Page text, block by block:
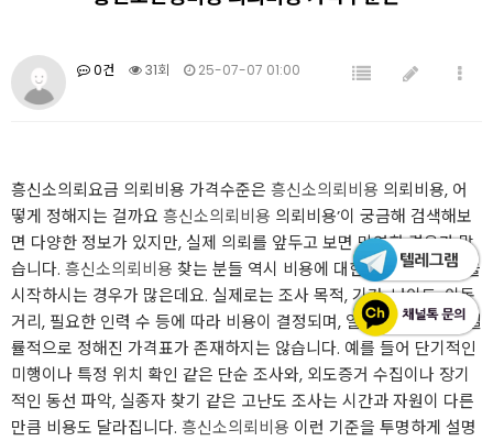
0건 31회 25-07-07 01:00
흥신소의뢰요금 의뢰비용 가격수준은 흥신소의뢰비용 의뢰비용, 어
떻게 정해지는 걸까요 흥신소의뢰비용 의뢰비용’이 궁금해 검색해보
면 다양한 정보가 있지만, 실제 의뢰를 앞두고 보면 막연한 경우가 많
습니다. 흥신소의뢰비용 찾는 분들 역시 비용에 대한 고민으로 상담을
시작하시는 경우가 많은데요. 실제로는 조사 목적, 기간, 난이도, 이동
거리, 필요한 인력 수 등에 따라 비용이 결정되며, 일정한 기준 없이 일
률적으로 정해진 가격표가 존재하지는 않습니다. 예를 들어 단기적인
미행이나 특정 위치 확인 같은 단순 조사와, 외도증거 수집이나 장기
적인 동선 파악, 실종자 찾기 같은 고난도 조사는 시간과 자원이 다른
만큼 비용도 달라집니다. 흥신소의뢰비용 이런 기준을 투명하게 설명